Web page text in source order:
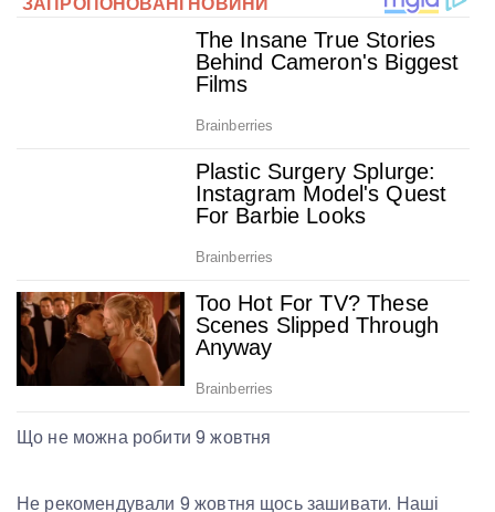
Що не можна робити 9 жовтня
Не рекомендували 9 жовтня щось зашивати. Наші